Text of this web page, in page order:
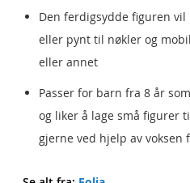
Den ferdigsydde figuren
eller pynt til nøkler og
eller annet
Passer for barn fra 8 år
og liker å lage små figurer
gjerne ved hjelp av voksen